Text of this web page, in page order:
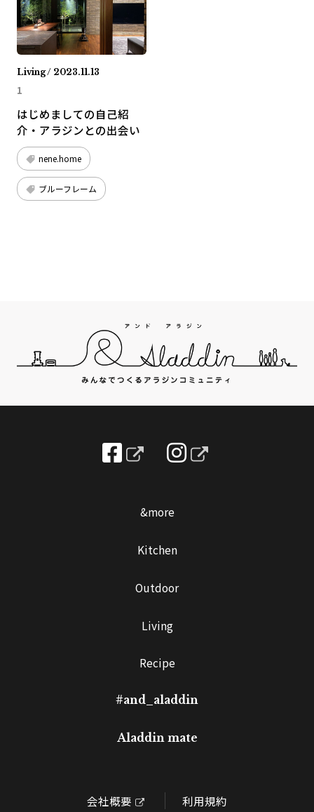
Living / 2023.11.13
1
はじめましての自己紹
介・アラジンとの出会い
nene.home
ブルーフレーム
&more
Kitchen
Outdoor
Living
Recipe
#and_aladdin
Aladdin mate
会社概要 利用規約